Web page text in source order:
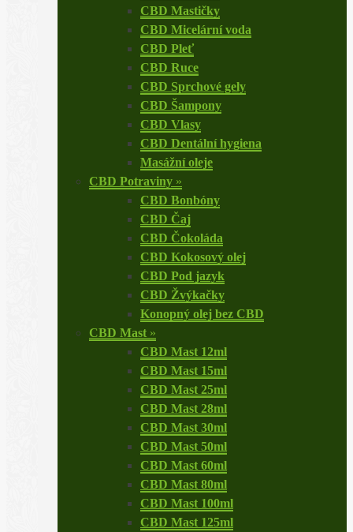
CBD Mastičky
CBD Micelární voda
CBD Pleť
CBD Ruce
CBD Sprchové gely
CBD Šampony
CBD Vlasy
CBD Dentální hygiena
Masážní oleje
CBD Potraviny »
CBD Bonbóny
CBD Čaj
CBD Čokoláda
CBD Kokosový olej
CBD Pod jazyk
CBD Žvýkačky
Konopný olej bez CBD
CBD Mast »
CBD Mast 12ml
CBD Mast 15ml
CBD Mast 25ml
CBD Mast 28ml
CBD Mast 30ml
CBD Mast 50ml
CBD Mast 60ml
CBD Mast 80ml
CBD Mast 100ml
CBD Mast 125ml